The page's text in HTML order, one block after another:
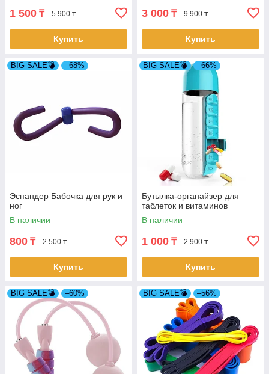
1 500 ₸ 5 900 ₸
Купить
3 000 ₸ 9 900 ₸
Купить
BIG SALE💣 –68%
Эспандер Бабочка для рук и
ног
В наличии
800 ₸ 2 500 ₸
Купить
BIG SALE💣 –66%
Бутылка-органайзер для
таблеток и витаминов
В наличии
1 000 ₸ 2 900 ₸
Купить
BIG SALE💣 –60% BIG SALE💣 –56%